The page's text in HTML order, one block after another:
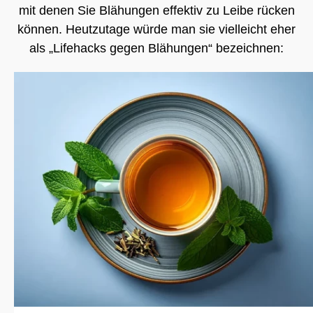
mit denen Sie Blähungen effektiv zu Leibe rücken
können. Heutzutage würde man sie vielleicht eher
als „Lifehacks gegen Blähungen“ bezeichnen: